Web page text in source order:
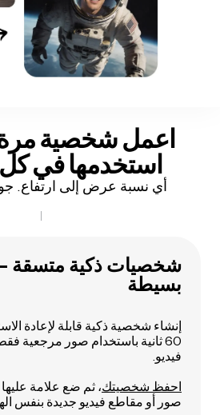
اعمل شخصية
استخدمها في
أي نسبة عرض إلى ارتفاع.
شخصيات ذكية متسقة
بسيطة
إنشاء شخصية ذكية قابلة لإعادة
60 ثانية باستخدام صور مرجعية
فيديو.
احفظ شخصيتك، ثم ضع علامة
صور أو مقاطع فيديو جديدة بنفس